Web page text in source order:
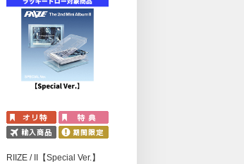
RIIZE / II【Special Ver.】